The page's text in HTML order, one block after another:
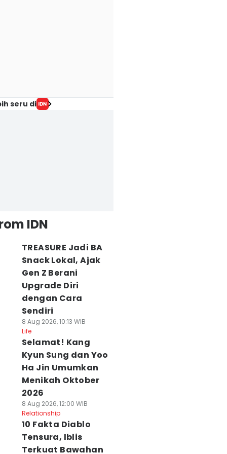
seru di
IDN
TREASURE Jadi BA
Snack Lokal, Ajak
Gen Z Berani
Upgrade Diri
dengan Cara
Sendiri
8 Aug 2026, 10:13 WIB
Life
Selamat! Kang
Kyun Sung dan Yoo
Ha Jin Umumkan
Menikah Oktober
2026
8 Aug 2026, 12:00 WIB
Relationship
10 Fakta Diablo
Tensura, Iblis
Terkuat Bawahan